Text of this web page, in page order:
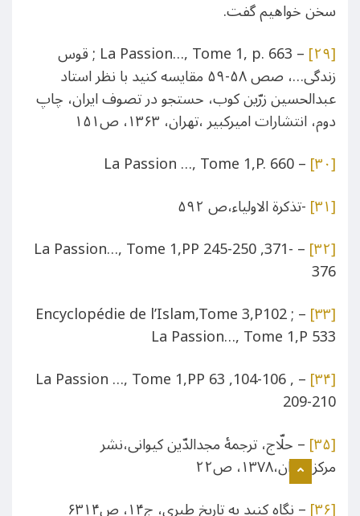
سخن خواهیم گفت.
[۲۹]
– La Passion…, Tome 1, p. 663 ; قوس
زندگی…، صص ۵۸-۵۹ مقایسه کنید با نظر استاد
عبدالحسین زرّین کوب، حستجو در تصوف ایران، چاپ
دوم، انتشارات امیرکبیر ،تهران، ۱۳۶۳، ص۱۵۱
[۳۰]
– La Passion …, Tome 1,P. 660
[۳۱]
-تذکرة الاولیاء،ص ۵۹۲
[۳۲]
– La Passion…, Tome 1,PP 245-250 ,371-
376
[۳۳]
– ; Encyclopédie de l’Islam,Tome 3,P102
La Passion…, Tome 1,P 533
[۳۴]
– La Passion …, Tome 1,PP 63 ,104-106 ,
209-210
[۳۵]
– حلّاج، ترجمۀ مجدالدّین کیوانی،نشر
مرکز،تهران،۱۳۷۸، ص۲۲
[۳۶]
– نگاه کنید به تاریخ طبری، ج۱۴، ص۶۳۱۴